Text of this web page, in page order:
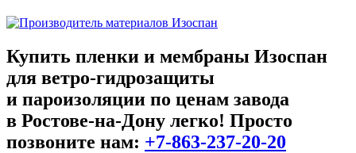
Купить пленки и мембраны Изоспан
для ветро-гидрозащиты
и пароизоляции по ценам завода
в Ростове-на-Дону легко! Просто
позвоните нам: +7-863-237-20-20